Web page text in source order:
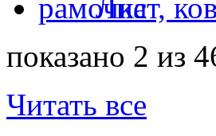
Лист,
показано 2 из
Читать все